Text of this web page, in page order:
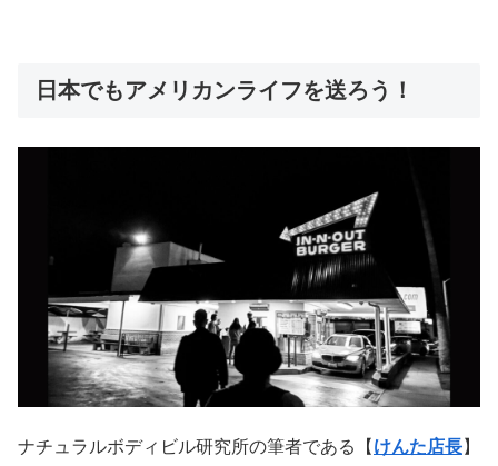
日本でもアメリカンライフを送ろう！
ナチュラルボディビル研究所の筆者である【 けんた店長】